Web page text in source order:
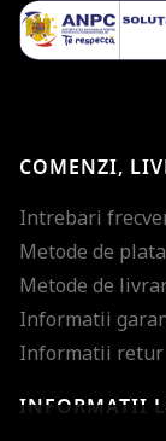
COMENZI,
Intrebari
Metode de plata
Metode de
Informatii
Informatii retur
INFORMATII